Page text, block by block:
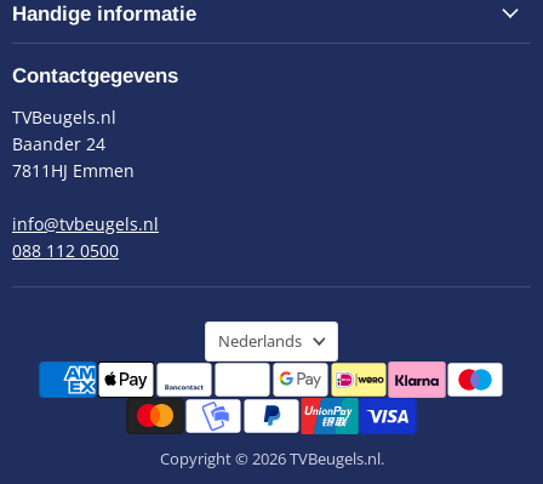
Handige informatie
Contactgegevens
TVBeugels.nl
Baander 24
7811HJ Emmen
info@tvbeugels.nl
088 112 0500
Taal
Nederlands
Copyright © 2026 TVBeugels.nl.